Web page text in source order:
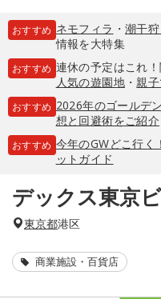
おすすめ ネモフィラ ・ 潮干狩
情報を大特集
おすすめ 連休の予定はこれ
人気の遊園地・親
おすすめ 2026年のゴールデ
想と回避術をご紹介
おすすめ 今年のGWどこ行く
ットガイド
デックス東京
東京都港区
商業施設・百貨店